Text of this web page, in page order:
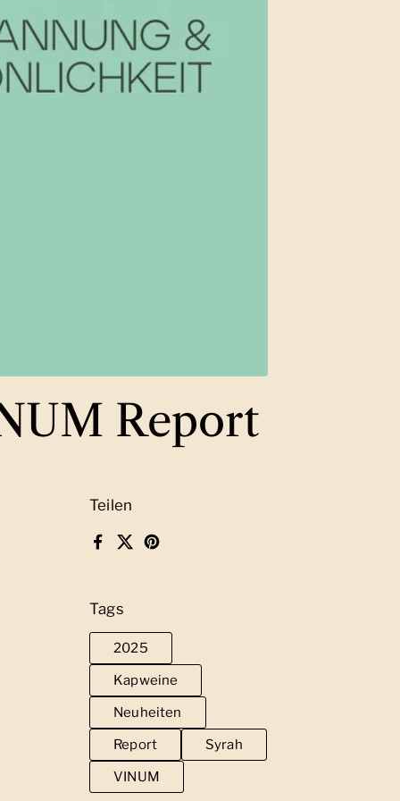
Report
Teilen
Facebook
X (Twitter)
Pinterest
Tags
2025
Kapweine
Neuheiten
Report
Syrah
VINUM